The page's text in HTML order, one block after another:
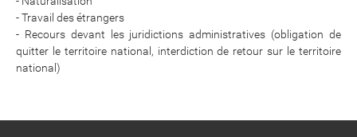
- Travail des étrangers
- Recours devant les juridictions administratives (obligation de
quitter le territoire national, interdiction de retour sur le territoire
national)